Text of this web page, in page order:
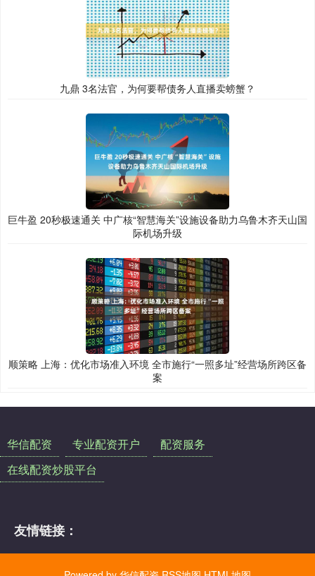
九鼎 3名法官，为何要帮债务人直播卖螃蟹？
巨牛盈 20秒极速通关 中广核“智慧海关”设施设备助力乌鲁木齐天山国
际机场升级
顺策略 上海：优化市场准入环境 全市施行“一照多址”经营场所跨区备
案
华信配资 专业配资开户
配资服务
在线配资炒股平台
友情链接：